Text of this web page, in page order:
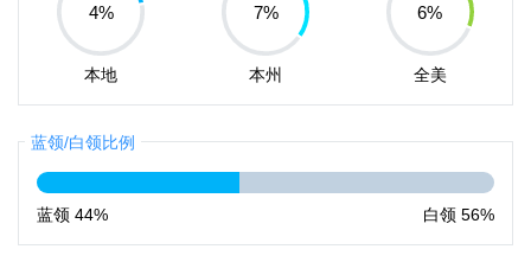
4%
本地
7%
本州
6%
全美
蓝领/白领比例
蓝领 44% 白领 56%